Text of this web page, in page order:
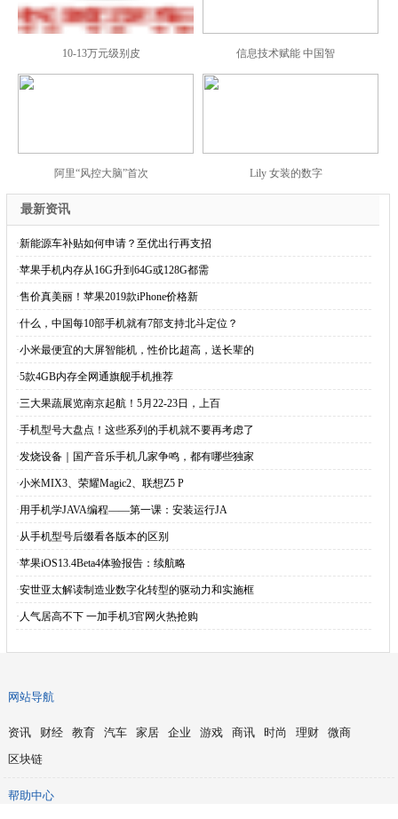
10-13万元级别皮 信息技术赋能 中国智
阿里“风控大脑”首次 Lily 女装的数字
最新资讯
·新能源车补贴如何申请？至优出行再支招
·苹果手机内存从16G升到64G或128G都需
·售价真美丽！苹果2019款iPhone价格新
·什么，中国每10部手机就有7部支持北斗定位？
·小米最便宜的大屏智能机，性价比超高，送长辈的
·5款4GB内存全网通旗舰手机推荐
·三大果蔬展览南京起航！5月22-23日，上百
·手机型号大盘点！这些系列的手机就不要再考虑了
·发烧设备｜国产音乐手机几家争鸣，都有哪些独家
·小米MIX3、荣耀Magic2、联想Z5 P
·用手机学JAVA编程——第一课：安装运行JA
·从手机型号后缀看各版本的区别
·苹果iOS13.4Beta4体验报告：续航略
·安世亚太解读制造业数字化转型的驱动力和实施框
· 人气居高不下 一加手机3官网火热抢购
网站导航
资讯 财经 教育 汽车 家居 企业 游戏 商讯 时尚 理财
微商
区块链
帮助中心